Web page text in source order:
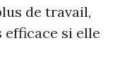
de travail,
si elle